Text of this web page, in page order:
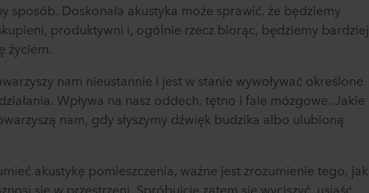
sposób. Doskonała akustyka może sprawić, że będziemy
produktywni i, ogólnie rzecz biorąc, będziemy bardziej
życiem.
nam nieustannie i jest w stanie wywoływać określone
Wpływa na nasz oddech, tętno i fale mózgowe. Jakie
nam, gdy słyszymy dźwięk budzika albo ulubioną
akustykę pomieszczenia, ważne jest zrozumienie tego, jak
się w przestrzeni. Spróbujcie zatem się wyciszyć, usiąść